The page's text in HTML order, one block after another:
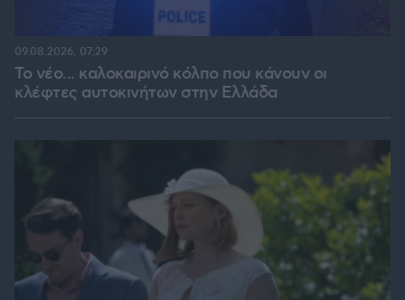
Το νέο... καλοκαιρινό κόλπο που κάνουν οι
κλέφτες αυτοκινήτων στην Ελλάδα
09.08.2026, 07:29